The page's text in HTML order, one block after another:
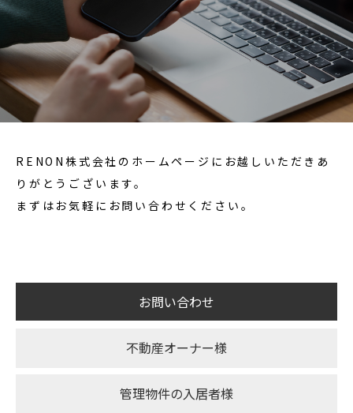
RENON株式会社のホームページにお越しいただきあ
りがとうございます。
まずはお気軽にお問い合わせください。
お問い合わせ
不動産オーナー様
管理物件の入居者様